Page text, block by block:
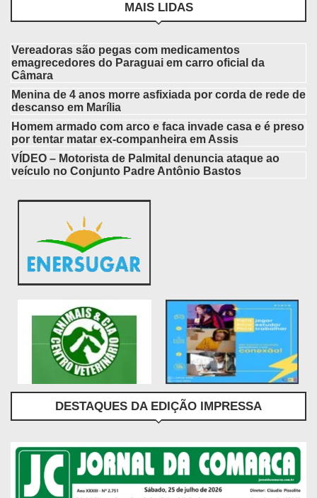
MAIS LIDAS
Vereadoras são pegas com medicamentos
emagrecedores do Paraguai em carro oficial da
Câmara
Menina de 4 anos morre asfixiada por corda de rede de
descanso em Marília
Homem armado com arco e faca invade casa e é preso
por tentar matar ex-companheira em Assis
VÍDEO – Motorista de Palmital denuncia ataque ao
veículo no Conjunto Padre Antônio Bastos
DESTAQUES DA EDIÇÃO IMPRESSA